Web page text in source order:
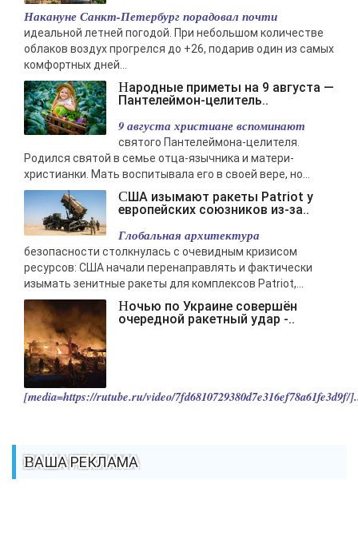
Накануне Санкт-Петербург порадовал почти
идеальной летней погодой. При небольшом количестве
облаков воздух прогрелся до +26, подарив один из самых
комфортных дней...
Народные приметы на 9 августа —
Пантелеймон-целитель..
9 августа христиане вспоминают
святого Пантелеймона-целителя.
Родился святой в семье отца-язычника и матери-
христианки. Мать воспитывала его в своей вере, но...
США изымают ракеты Patriot у
европейских союзников из-за..
Глобальная архитектура
безопасности столкнулась с очевидным кризисом
ресурсов: США начали перенаправлять и фактически
изымать зенитные ракеты для комплексов Patriot,...
Ночью по Украине совершён
очередной ракетный удар -..
[media=https://rutube.ru/video/7fd6810729380d7e316ef78a61fe3d9f/
ВАША РЕКЛАМА